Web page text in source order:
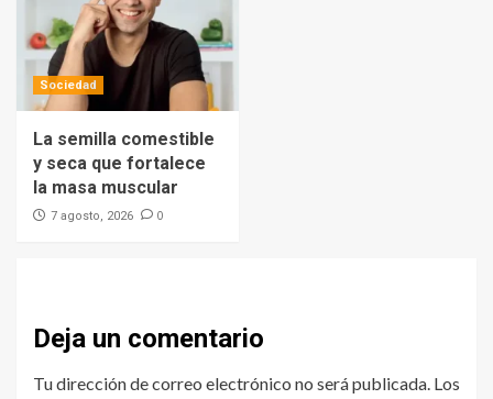
Sociedad
La semilla comestible
y seca que fortalece
la masa muscular
7 agosto, 2026 0
Deja un comentario
Tu dirección de correo electrónico no será publicada. Los